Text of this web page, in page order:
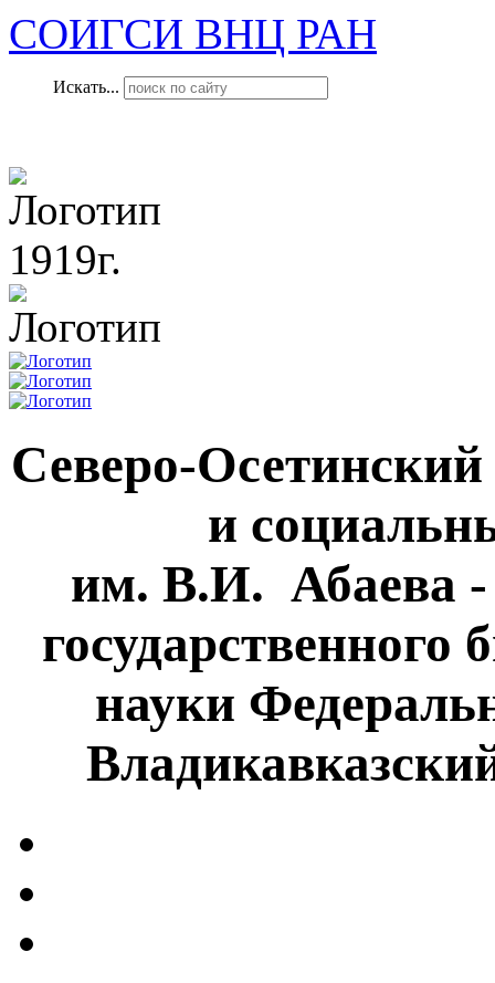
СОИГСИ ВНЦ РАН
Искать...
1919г.
Северо-
и
им. В.И. Абаева -
науки